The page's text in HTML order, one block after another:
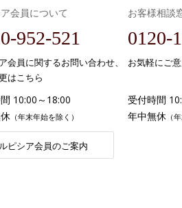
会員について
952-521
会員に関するお問い合わせ、
はこちら
10:00～18:00
（年末年始を除く）
ルピシア会員のご案内
お客様相談
0120-
お気軽にご
受付時間
年中無休 （